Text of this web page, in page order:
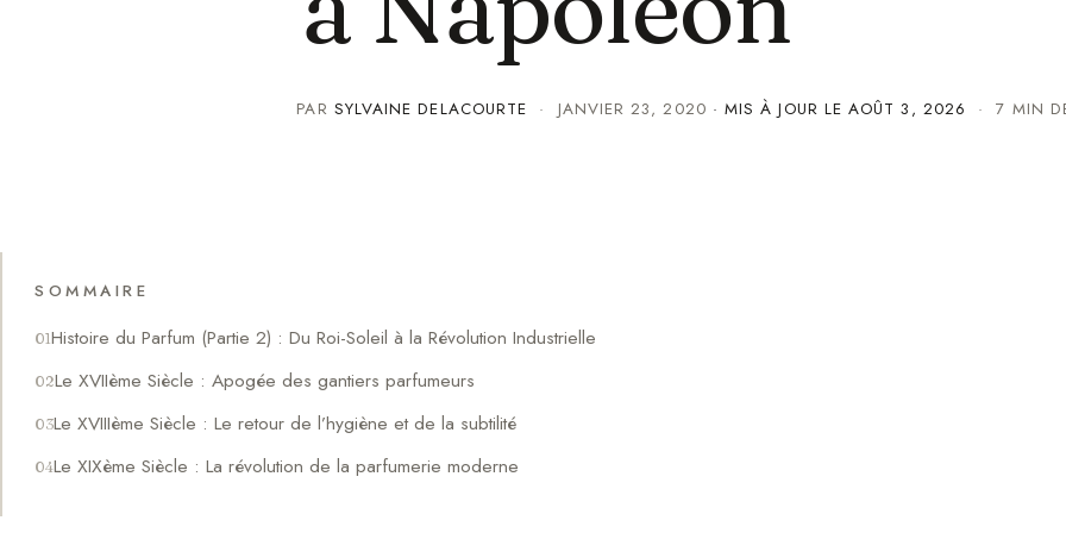
PAR SYLVAINE DELACOURTE · JANVIER 23, 2020 · MIS À JOUR LEAOÛT 3, 2026 · 7 MIN
SOMMAIRE
Histoire du Parfum (Partie 2) : Du Roi-Soleil à la Révolution Industrielle
Le XVIIème Siècle : Apogée des gantiers parfumeurs
Le XVIIIème Siècle : Le retour de l’hygiène et de la subtilité
Le XIXème Siècle : La révolution de la parfumerie moderne